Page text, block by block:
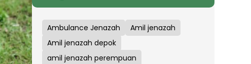
Ambulance Jenazah
Amil jenazah
Amil jenazah depok
amil jenazah perempuan